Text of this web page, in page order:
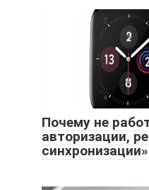
Почему не
авторизации,
синхронизации»